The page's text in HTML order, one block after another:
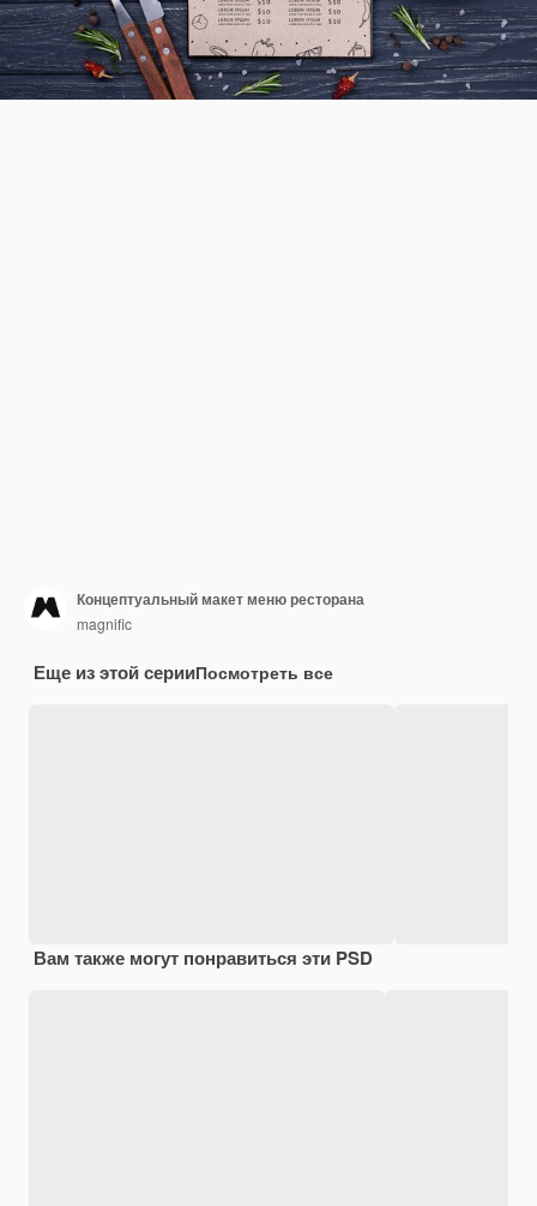
Концептуальный макет меню ресторана
magnific
Еще из этой серииПосмотреть все
Вам также могут понравиться эти PSD